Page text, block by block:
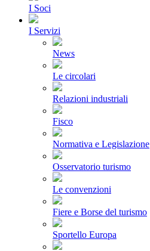
I Soci
I Servizi
News
Le circolari
Relazioni industriali
Fisco
Normativa e Legislazione
Osservatorio turismo
Le convenzioni
Fiere e Borse del turismo
Sportello Europa